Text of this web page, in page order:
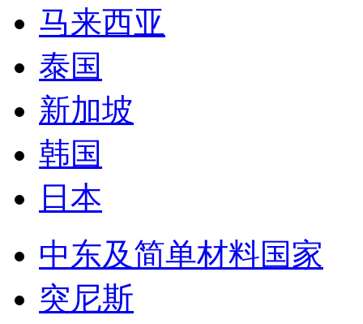
马来西亚
泰国
新加坡
韩国
日本
中东及简单材料国家
突尼斯